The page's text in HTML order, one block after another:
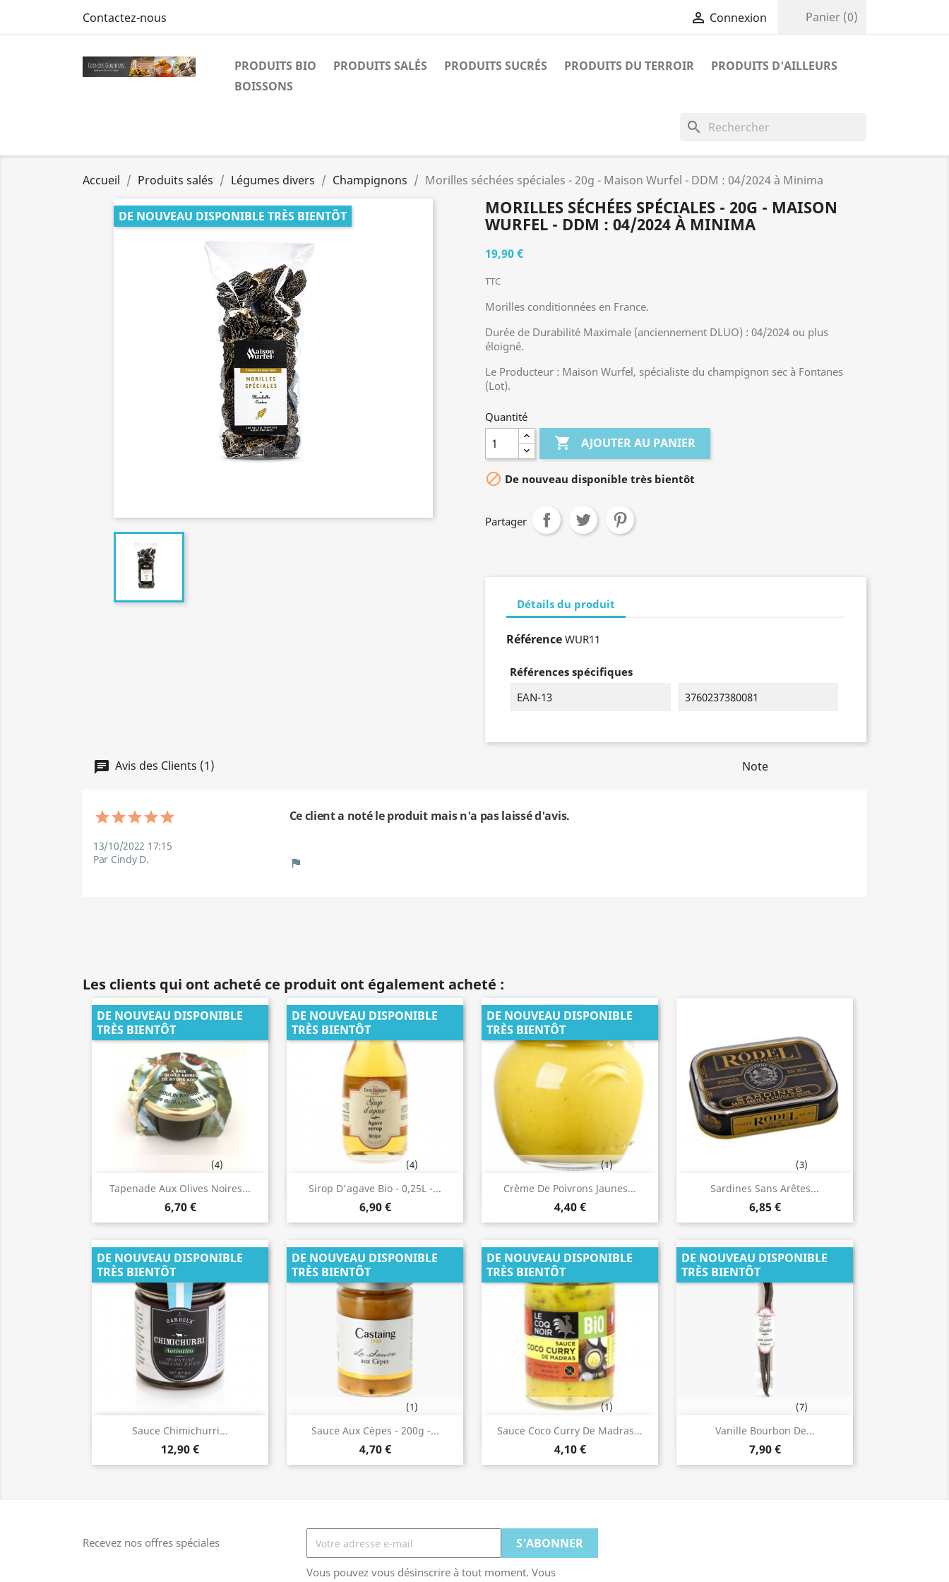
Contactez-nous  Connexion Panier (0)
PRODUITS BIO PRODUITS SALÉS PRODUITS SUCRÉS PRODUITS DU TERROIR
PRODUITS D'AILLEURS
BOISSONS
search
Accueil Produits salés Légumes divers Champignons Morilles séchées spéciales - 20g - Maison Wurfel - DDM : 04/2024 à Minima
DE NOUVEAU DISPONIBLE TRÈS BIENTÔT
MORILLES SÉCHÉES SPÉCIALES - 20G - MAISON
WURFEL - DDM : 04/2024 À MINIMA
19,90 €
TTC
Morilles conditionnées en France.
Durée de Durabilité Maximale (anciennement DLUO) : 04/2024 ou plus
éloigné.
Le Producteur : Maison Wurfel, spécialiste du champignon sec à Fontanes
(Lot).
Quantité
 AJOUTER AU PANIER
 De nouveau disponible très bientôt
Partager
Détails du produit
Référence WUR11
Références spécifiques
EAN-13
3760237380081
Avis des Clients (1) Note
13/10/2022 17:15
Par Cindy D.
Ce client a noté le produit mais n'a pas laissé d'avis.
Les clients qui ont acheté ce produit ont également acheté :
Tapenade Aux Olives Noires...
6,70 €
(4)
DE NOUVEAU DISPONIBLE
TRÈS BIENTÔT
Aperçu rapide Sirop D'agave Bio - 0,25L -...
6,90 €
(4)
DE NOUVEAU DISPONIBLE
TRÈS BIENTÔT
Aperçu rapide Crème De Poivrons Jaunes...
4,40 €
(1)
DE NOUVEAU DISPONIBLE
TRÈS BIENTÔT
Aperçu rapide Sardines Sans Arêtes...
6,85 €
(3)
Aperçu rapide
Sauce Chimichurri...
12,90 €
DE NOUVEAU DISPONIBLE
TRÈS BIENTÔT
Aperçu rapide Sauce Aux Cèpes - 200g -...
4,70 €
(1)
DE NOUVEAU DISPONIBLE
TRÈS BIENTÔT
Aperçu rapide Sauce Coco Curry De Madras...
4,10 €
(1)
DE NOUVEAU DISPONIBLE
TRÈS BIENTÔT
Aperçu rapide Vanille Bourbon De...
7,90 €
(7)
DE NOUVEAU DISPONIBLE
TRÈS BIENTÔT
Aperçu rapide
Recevez nos offres spéciales
Vous pouvez vous désinscrire à tout moment. Vous